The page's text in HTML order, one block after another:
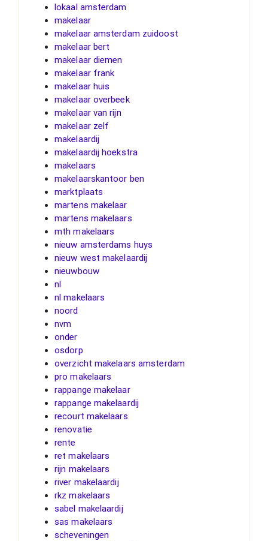
lokaal amsterdam
makelaar
makelaar amsterdam zuidoost
makelaar bert
makelaar diemen
makelaar frank
makelaar huis
makelaar overbeek
makelaar van rijn
makelaar zelf
makelaardij
makelaardij hoekstra
makelaars
makelaarskantoor ben
marktplaats
martens makelaar
martens makelaars
mth makelaars
nieuw amsterdams huys
nieuw west makelaardij
nieuwbouw
nl
nl makelaars
noord
nvm
onder
osdorp
overzicht makelaars amsterdam
pro makelaars
rappange makelaar
rappange makelaardij
recourt makelaars
renovatie
rente
ret makelaars
rijn makelaars
river makelaardij
rkz makelaars
sabel makelaardij
sas makelaars
scheveningen